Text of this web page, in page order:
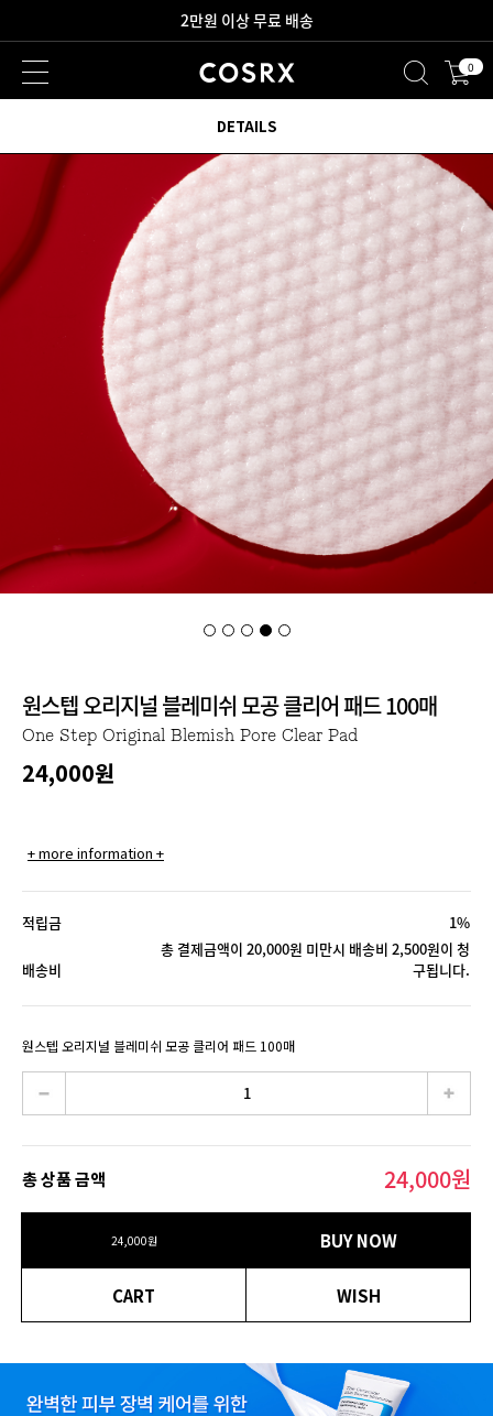
새로워진 회원 혜택을 만나보세요!
2만원 이상 무료 배송 0
원스텝 오리지널 블레미쉬 모공 클리어 패드 100매
One Step Original Blemish Pore Clear Pad
24,000원
+ more information +
적립금 1%
배송비
총 결제금액이 20,000원 미만시 배송비 2,500원이 청
구됩니다.
원스텝 오리지널 블레미쉬 모공 클리어 패드 100매
총 상품 금액 24,000원
24,000원 BUY NOW
CART WISH
DETAILS